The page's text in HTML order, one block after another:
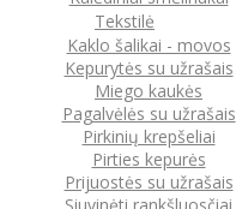
Tekstilė
Kaklo šalikai - movos
Kepurytės su užrašais
Miego kaukės
Pagalvėlės su užrašais
Pirkinių krepšeliai
Pirties kepurės
Prijuostės su užrašais
Siuvinėti rankšluosčiai